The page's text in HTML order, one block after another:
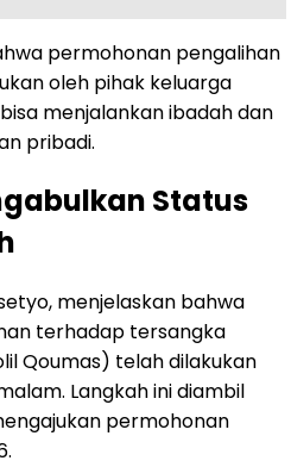
permohonan pengalihan
oleh pihak keluarga
menjalankan ibadah dan
pribadi.
Status
menjelaskan bahwa
terhadap tersangka
Qoumas) telah dilakukan
Langkah ini diambil
permohonan